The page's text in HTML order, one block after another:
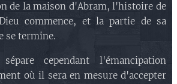
de la maison d'Abram, l'histoire de
commence, et la partie de sa
se termine.
cependant l'émancipation
où il sera en mesure d'accepter